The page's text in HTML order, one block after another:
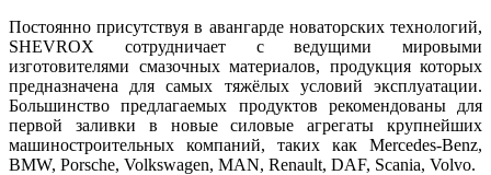
Постоянно присутствуя в авангарде новаторских технологий,
SHEVROX сотрудничает с ведущими мировыми
изготовителями смазочных материалов, продукция которых
предназначена для самых тяжёлых условий эксплуатации.
Большинство предлагаемых продуктов рекомендованы для
первой заливки в новые силовые агрегаты крупнейших
машиностроительных компаний, таких как Mercedes-Benz,
BMW, Porsche, Volkswagen, MAN, Renault, DAF, Scania, Volvo.